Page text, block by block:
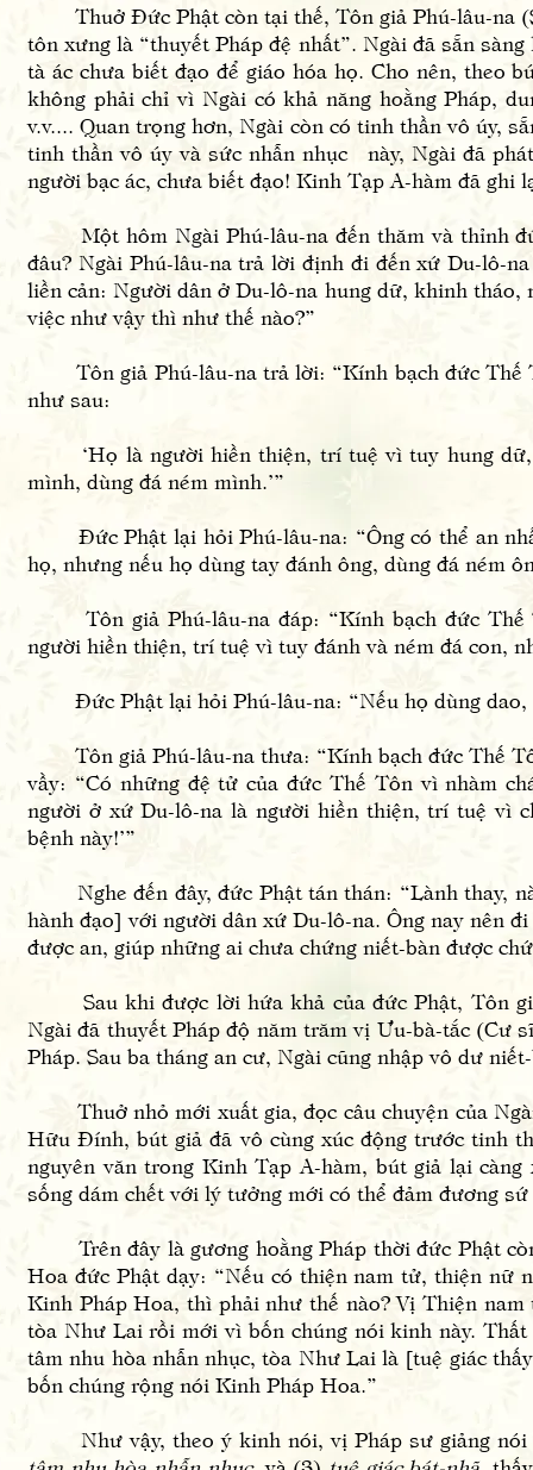
Thuở Đức Phật còn tại thế, Tôn giả Phú-lâu-na
tôn xưng là “thuyết Pháp đệ nhất”. Ngài đã sẵn
tà ác chưa biết đạo để giáo hóa họ. Cho nên, theo
không phải chỉ vì Ngài có khả năng hoằng Pháp,
v.v.... Quan trọng hơn, Ngài còn có tinh thần vô úy,
tinh thần vô úy và sức nhẫn nhục này, Ngài đã
người bạc ác, chưa biết đạo! Kinh Tạp A-hàm đã
Một hôm Ngài Phú-lâu-na đến thăm và thỉnh
đâu? Ngài Phú-lâu-na trả lời định đi đến xứ Du-lô-
liền cản: Người dân ở Du-lô-na hung dữ, khinh tháo,
việc như vậy thì như thế nào?”
Tôn giả Phú-lâu-na trả lời: “Kính bạch đức Thế
như sau:
‘Họ là người hiền thiện, trí tuệ vì tuy hung dữ,
mình, dùng đá ném mình.’”
Đức Phật lại hỏi Phú-lâu-na: “Ông có thể an
họ, nhưng nếu họ dùng tay đánh ông, dùng đá ném
Tôn giả Phú-lâu-na đáp: “Kính bạch đức Thế
người hiền thiện, trí tuệ vì tuy đánh và ném đá con,
Đức Phật lại hỏi Phú-lâu-na: “Nếu họ dùng dao,
Tôn giả Phú-lâu-na thưa: “Kính bạch đức Thế
vầy: “Có những đệ tử của đức Thế Tôn vì nhàm
người ở xứ Du-lô-na là người hiền thiện, trí tuệ vì
bệnh này!’”
Nghe đến đây, đức Phật tán thán: “Lành thay,
hành đạo] với người dân xứ Du-lô-na. Ông nay nên
được an, giúp những ai chưa chứng niết-bàn được
Sau khi được lời hứa khả của đức Phật, Tôn
Ngài đã thuyết Pháp độ năm trăm vị Ưu-bà-tắc (Cư
Pháp. Sau ba tháng an cư, Ngài cũng nhập vô dư
Thuở nhỏ mới xuất gia, đọc câu chuyện của Ngài
Hữu Đính, bút giả đã vô cùng xúc động trước tinh
nguyên văn trong Kinh Tạp A-hàm, bút giả lại
sống dám chết với lý tưởng mới có thể đảm đương
Trên đây là gương hoằng Pháp thời đức Phật
Hoa đức Phật dạy: “Nếu có thiện nam tử, thiện nữ
Kinh Pháp Hoa, thì phải như thế nào? Vị Thiện
tòa Như Lai rồi mới vì bốn chúng nói kinh này.
tâm nhu hòa nhẫn nhục, tòa Như Lai là [tuệ giác
bốn chúng rộng nói Kinh Pháp Hoa.”
Như vậy, theo ý kinh nói, vị Pháp sư giảng nói